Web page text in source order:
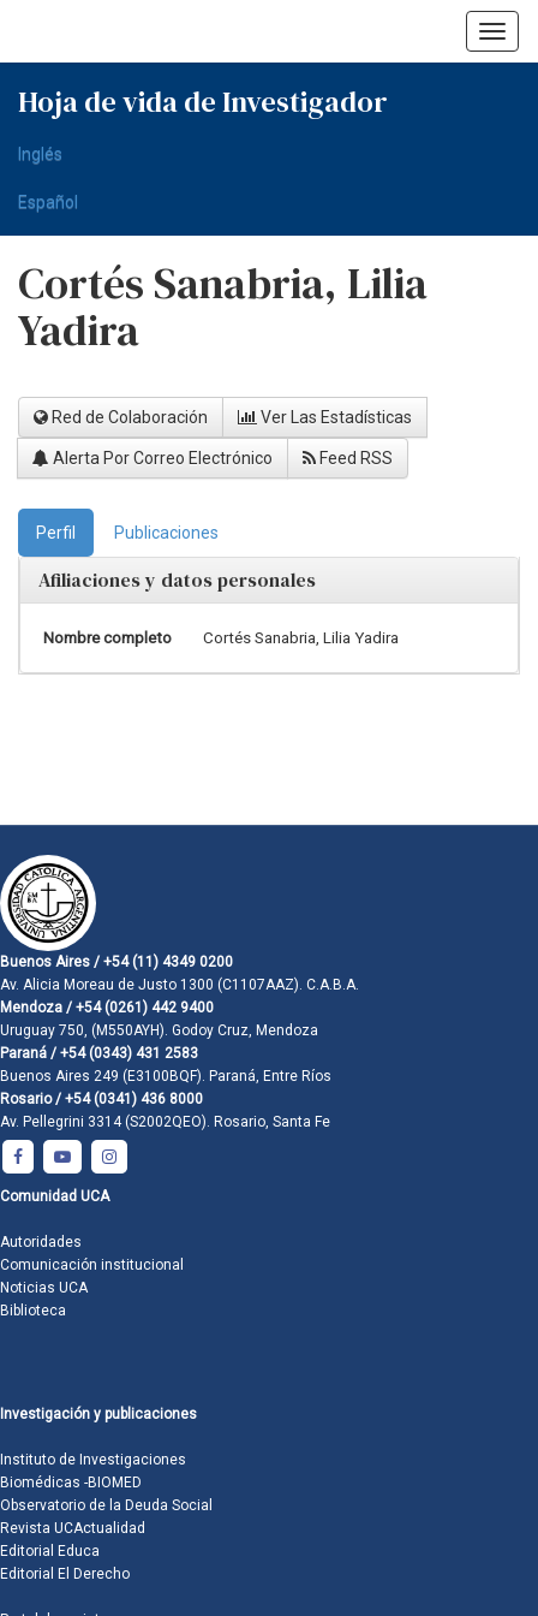
Hoja de vida de Investigador
Inglés
Español
Cortés Sanabria, Lilia
Yadira
Red de Colaboración Ver Las Estadísticas
Alerta Por Correo Electrónico Feed RSS
Perfil Publicaciones
Afiliaciones y datos personales
Nombre completo Cortés Sanabria, Lilia Yadira
Buenos Aires / +54 (11) 4349 0200
Av. Alicia Moreau de Justo 1300 (C1107AAZ). C.A.B.A.
Mendoza / +54 (0261) 442 9400
Uruguay 750, (M550AYH). Godoy Cruz, Mendoza
Paraná / +54 (0343) 431 2583
Buenos Aires 249 (E3100BQF). Paraná, Entre Ríos
Rosario / +54 (0341) 436 8000
Av. Pellegrini 3314 (S2002QEO). Rosario, Santa Fe
Comunidad UCA
Autoridades
Comunicación institucional
Noticias UCA
Biblioteca
Investigación y publicaciones
Instituto de Investigaciones
Biomédicas -BIOMED
Observatorio de la Deuda Social
Revista UCActualidad
Editorial Educa
Editorial El Derecho